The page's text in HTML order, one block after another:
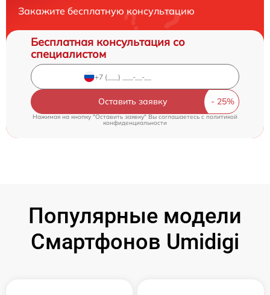
Закажите бесплатную консультацию
Бесплатная консультация со
специалистом
Оставить заявку
Нажимая на кнопку "Оставить заявку" Вы соглашаетесь c политикой
конфиденциальности
Популярные модели
Смартфонов Umidigi